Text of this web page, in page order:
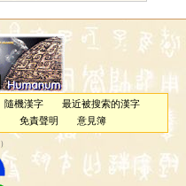
隨機漢字
最近被搜索的漢字
免責聲明 意見簿
）